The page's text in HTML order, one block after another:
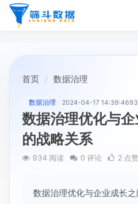
首页 数据治理
数据治理 2024-04-17 14:39:46
数据治理优化与
的战略关系
934 阅读 0 评论 2 点赞
数据治理优化与企业成长